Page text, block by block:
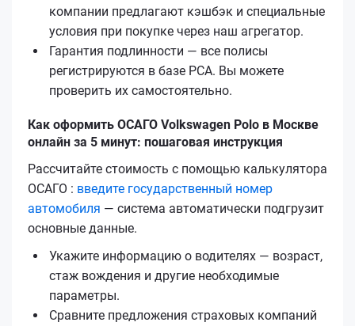
компании предлагают кэшбэк и специальные
условия при покупке через наш агрегатор.
Гарантия подлинности — все полисы
регистрируются в базе РСА. Вы можете
проверить их самостоятельно.
Как оформить ОСАГО Volkswagen Polo в Москве
онлайн за 5 минут: пошаговая инструкция
Рассчитайте стоимость с помощью калькулятора
ОСАГО : введите государственный номер
автомобиля — система автоматически подгрузит
основные данные.
Укажите информацию о водителях — возраст,
стаж вождения и другие необходимые
параметры.
Сравните предложения страховых компаний